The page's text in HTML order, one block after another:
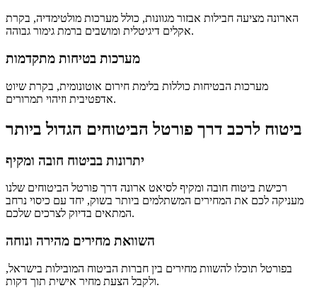
הארונה מציעה חבילות אבזור מגוונות, כולל מערכות מולטימדיה, בקרת
אקלים דיגיטלית ומושבים ברמת גימור גבוהה.
מערכות בטיחות מתקדמות
מערכות הבטיחות כוללות בלימת חירום אוטונומית, בקרת שיוט
אדפטיבית וזיהוי תמרורים.
ביטוח לרכב דרך פורטל הביטוחים הגדול ביותר
יתרונות בביטוח חובה ומקיף
רכישת ביטוח חובה ומקיף לסיאט ארונה דרך פורטל הביטוחים שלנו
מעניקה לכם את המחירים המשתלמים ביותר בשוק, יחד עם כיסוי נרחב
המתאים בדיוק לצרכים שלכם.
השוואת מחירים מהירה ונוחה
בפורטל תוכלו להשוות מחירים בין חברות הביטוח המובילות בישראל,
ולקבל הצעת מחיר אישית תוך דקות.